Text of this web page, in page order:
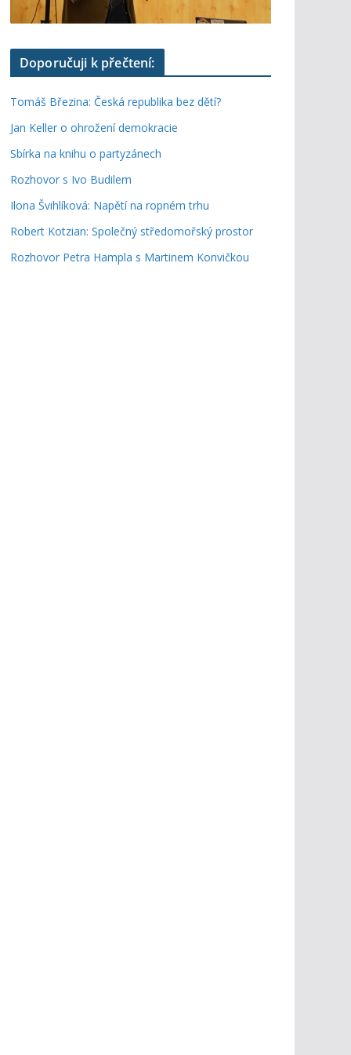
Doporučuji k přečtení:
Tomáš Březina: Česká republika bez dětí?
Jan Keller o ohrožení demokracie
Sbírka na knihu o partyzánech
Rozhovor s Ivo Budilem
Ilona Švihlíková: Napětí na ropném trhu
Robert Kotzian: Společný středomořský prostor
Rozhovor Petra Hampla s Martinem Konvičkou